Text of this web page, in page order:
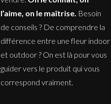
l’aime, on le maîtrise. Besoin
de conseils ? De comprendre la
différence entre une fleur indoor
et outdoor ? On est là pour vous
guider vers le produit qui vous
correspond vraiment.